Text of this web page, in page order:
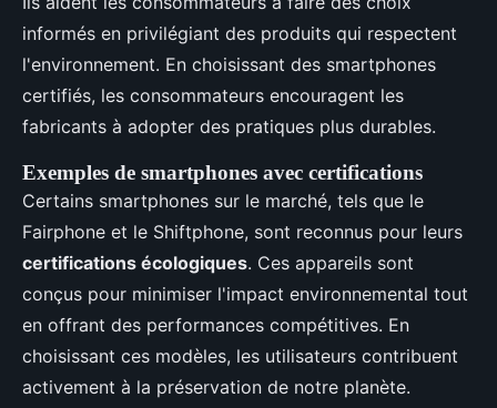
informés en privilégiant des produits qui respectent
l'environnement. En choisissant des smartphones
certifiés, les consommateurs encouragent les
fabricants à adopter des pratiques plus durables.
Exemples de smartphones avec certifications
Certains smartphones sur le marché, tels que le
Fairphone et le Shiftphone, sont reconnus pour leurs
certifications écologiques. Ces appareils sont
conçus pour minimiser l'impact environnemental tout
en offrant des performances compétitives. En
choisissant ces modèles, les utilisateurs contribuent
activement à la préservation de notre planète.